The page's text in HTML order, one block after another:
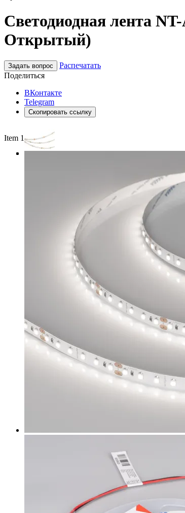
Светодиодная лента
Открытый)
Задать вопрос
Распечатать
Поделиться
ВКонтакте
Telegram
Скопировать ссылку
Item 1 of 3